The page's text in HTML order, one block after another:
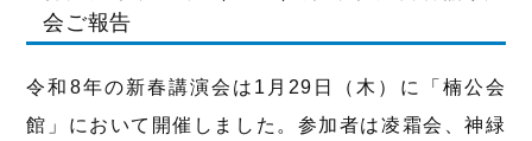
会ご報告
令和8年の新春講演会は1月29日（木）に「楠公会
館」において開催しました。参加者は凌霜会、神緑